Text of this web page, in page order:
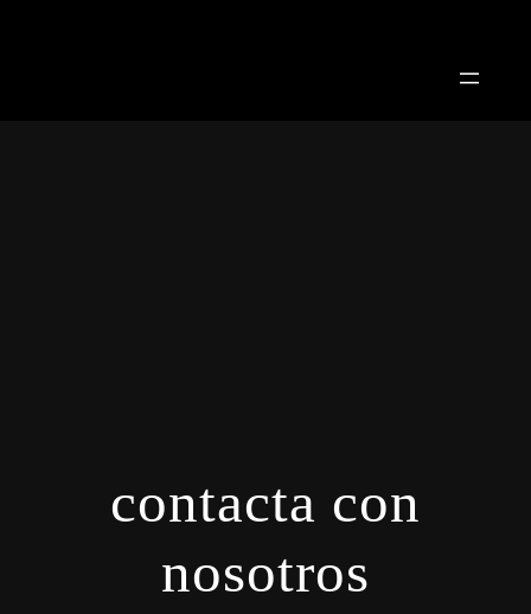
contacta con
nosotros